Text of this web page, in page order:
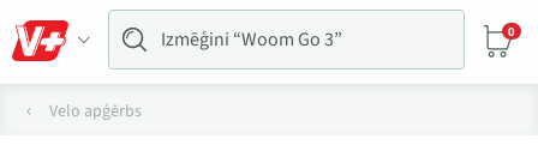
0
Velo apģērbs